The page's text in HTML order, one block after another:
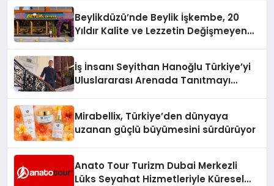
Beylikdüzü’nde Beylik İşkembe, 20
Yıldır Kalite ve Lezzetin Değişmeyen
İş İnsanı Seyithan Hanoğlu Türkiye’yi
Uluslararası Arenada Tanıtmayı
Mirabellix, Türkiye’den dünyaya
uzanan güçlü büyümesini sürdürüyor
Anato Tour Turizm Dubai Merkezli
Lüks Seyahat Hizmetleriyle Küresel